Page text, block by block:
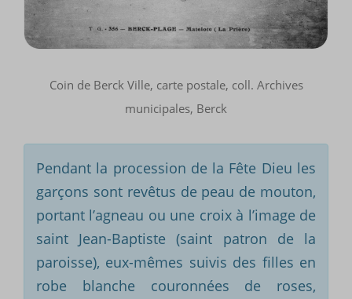
Coin de Berck Ville, carte postale, coll. Archives
municipales, Berck
Pendant la procession de la Fête Dieu les
garçons sont revêtus de peau de mouton,
portant l’agneau ou une croix à l’image de
saint Jean-Baptiste (saint patron de la
paroisse), eux-mêmes suivis des filles en
robe blanche couronnées de roses,